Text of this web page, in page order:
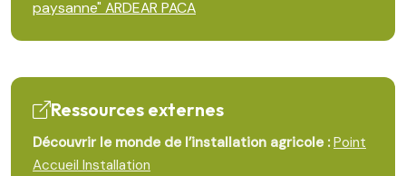
paysanne" ARDEAR PACA
Ressources externes
Découvrir le monde de l’installation agricole : Point
Accueil Installation